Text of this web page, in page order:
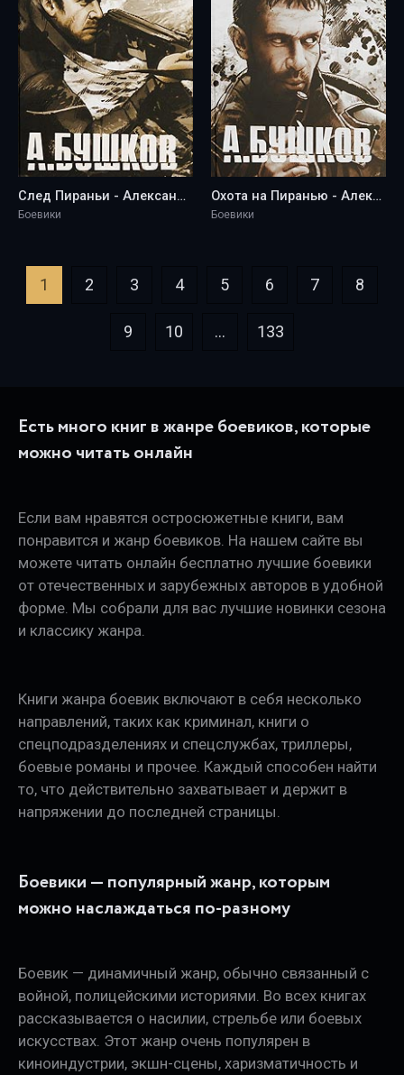
След Пираньи - Александр Бушков
Боевики
Охота на Пиранью - Александр Бушков
Боевики
1 2 3 4 5 6 7 8
9 10 ... 133
Есть много книг в жанре боевиков, которые
можно читать онлайн
Если вам нравятся остросюжетные книги, вам
понравится и жанр боевиков. На нашем сайте вы
можете читать онлайн бесплатно лучшие боевики
от отечественных и зарубежных авторов в удобной
форме. Мы собрали для вас лучшие новинки сезона
и классику жанра.
Книги жанра боевик включают в себя несколько
направлений, таких как криминал, книги о
спецподразделениях и спецслужбах, триллеры,
боевые романы и прочее. Каждый способен найти
то, что действительно захватывает и держит в
напряжении до последней страницы.
Боевики — популярный жанр, которым
можно наслаждаться по-разному
Боевик — динамичный жанр, обычно связанный с
войной, полицейскими историями. Во всех книгах
рассказывается о насилии, стрельбе или боевых
искусствах. Этот жанр очень популярен в
киноиндустрии, экшн-сцены, харизматичность и